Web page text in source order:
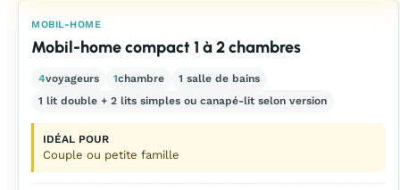
MOBIL-HOME
Mobil-home compact 1 à 2 chambres
4voyageurs 1chambre
1 salle de bains
1 lit double + 2 lits simples ou canapé-lit selon version
IDÉAL POUR
Couple ou petite famille